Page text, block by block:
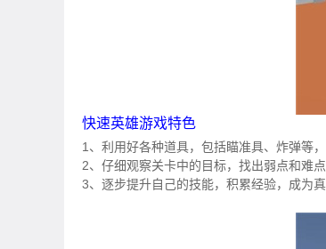
快速英雄游戏特色
1、利用好各种道具，包括瞄准具、炸弹等
2、仔细观察关卡中的目标，找出弱点和难
3、逐步提升自己的技能，积累经验，成为真